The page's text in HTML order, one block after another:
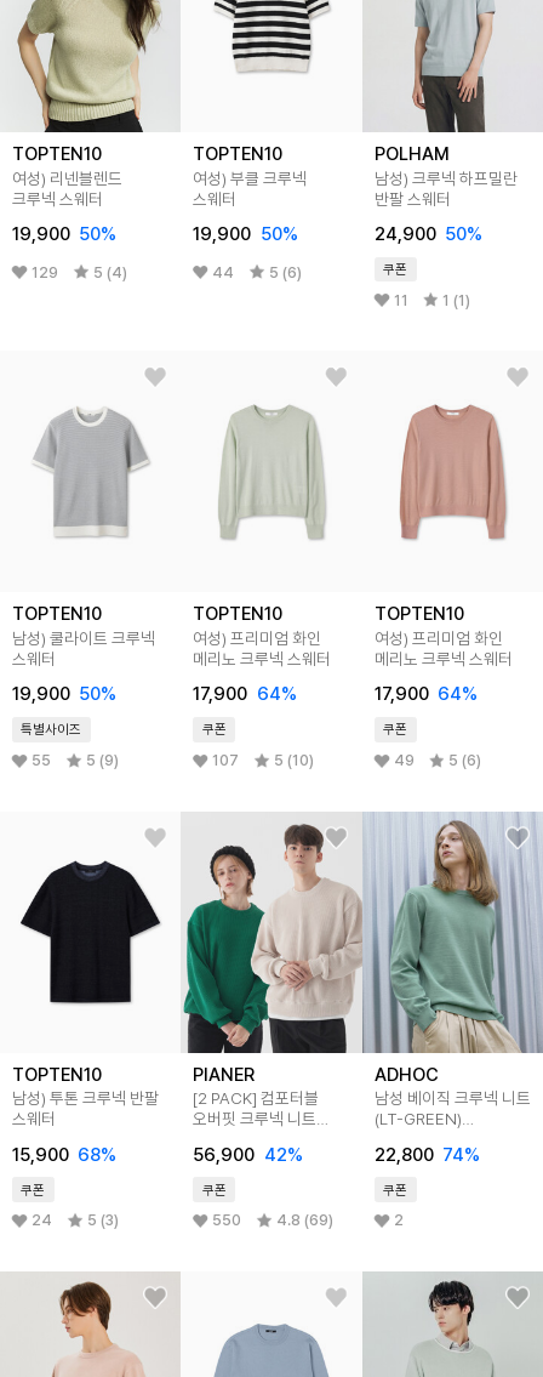
TOPTEN10
여성) 리넨블렌드
크루넥 스웨터
19,900 50%
129 5 (4)
TOPTEN10
여성) 부클 크루넥
스웨터
19,900 50%
44 5 (6)
POLHAM
남성) 크루넥 하프밀란
반팔 스웨터
24,900 50%
쿠폰
11 1 (1)
TOPTEN10
남성) 쿨라이트 크루넥
스웨터
19,900 50%
특별사이즈
55 5 (9)
TOPTEN10
여성) 프리미엄 화인
메리노 크루넥 스웨터
17,900 64%
쿠폰
107 5 (10)
TOPTEN10
여성) 프리미엄 화인
메리노 크루넥 스웨터
17,900 64%
쿠폰
49 5 (6)
TOPTEN10
남성) 투톤 크루넥 반팔
스웨터
15,900 68%
쿠폰
24 5 (3)
PIANER
[2 PACK] 컴포터블
오버핏 크루넥 니트
56,900 42%
쿠폰
550 4.8 (69)
ADHOC
남성 베이직 크루넥 니트
(LT-GREEN)
22,800 74%
쿠폰
2